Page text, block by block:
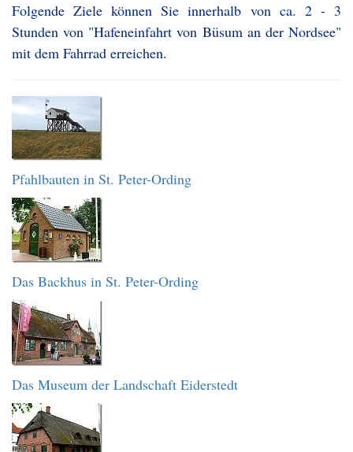
Folgende Ziele können Sie innerhalb von ca. 2 - 3
Stunden von "Hafeneinfahrt von Büsum an der Nordsee"
mit dem Fahrrad erreichen.
Pfahlbauten in St. Peter-Ording
Das Backhus in St. Peter-Ording
Das Museum der Landschaft Eiderstedt